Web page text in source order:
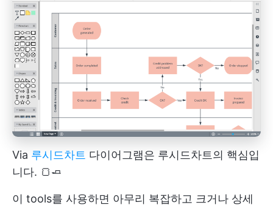
Via 루시드차트 다이어그램은 루시드차트의 핵심입
니다. 🍞🧈
이 tools를 사용하면 아무리 복잡하고 크거나 상세